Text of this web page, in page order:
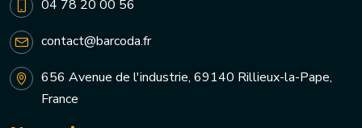
04 78 20 00 56
contact@barcoda.fr
656 Avenue de l'industrie, 69140 Rillieux-la-Pape,
France